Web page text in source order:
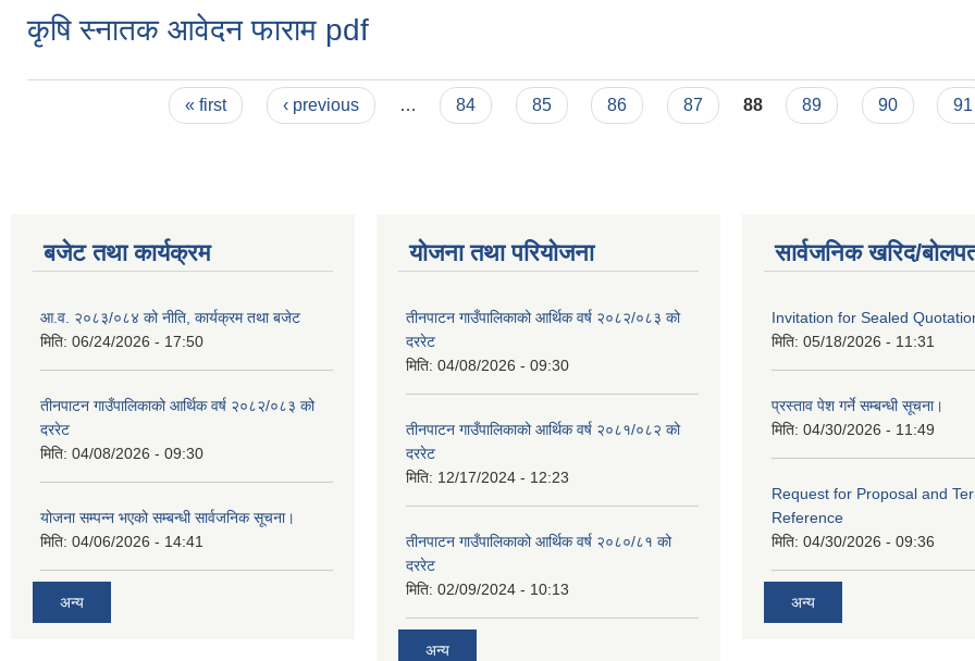
कृषि स्नातक आवेदन फाराम pdf
« first ‹ previous … 84 85 86 87 88 89 90 91
बजेट तथा कार्यक्रम
आ.व. २०८३/०८४ को नीति, कार्यक्रम तथा बजेट
मिति: 06/24/2026 - 17:50
तीनपाटन गाउँपालिकाको आर्थिक वर्ष २०८२/०८३ को
दररेट
मिति: 04/08/2026 - 09:30
योजना सम्पन्न भएको सम्बन्धी सार्वजनिक सूचना।
मिति: 04/06/2026 - 14:41
अन्य
योजना तथा परियोजना
तीनपाटन गाउँपालिकाको आर्थिक वर्ष २०८२/०८३ को
दररेट
मिति: 04/08/2026 - 09:30
तीनपाटन गाउँपालिकाको आर्थिक वर्ष २०८१/०८२ को
दररेट
मिति: 12/17/2024 - 12:23
तीनपाटन गाउँपालिकाको आर्थिक वर्ष २०८०/८१ को
दररेट
मिति: 02/09/2024 - 10:13
अन्य
सार्वजनिक खरिद/
Invitation for Sealed
मिति: 05/18/2026 - 11:31
प्रस्ताव पेश गर्ने सम्बन्धी सूचना।
मिति: 04/30/2026 - 11:49
Request for Proposal and
Reference
मिति: 04/30/2026 - 09:36
अन्य